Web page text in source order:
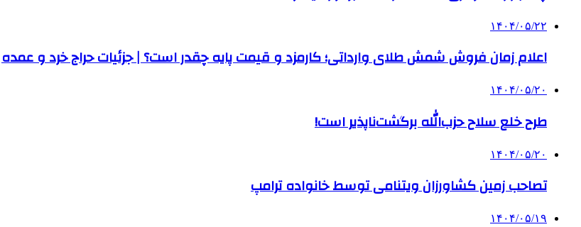
۱۴۰۴/۰۵/۲۲
اعلام زمان فروش شمش طلای وارداتی؛ کارمزد و قیمت پایه چقدر است؟ | جزئیات حراج خرد و عمده
۱۴۰۴/۰۵/۲۰
طرح خلع سلاح حزب‌الله برگشت‌ناپذیر است!
۱۴۰۴/۰۵/۲۰
تصاحب زمین کشاورزان ویتنامی توسط خانواده ترامپ
۱۴۰۴/۰۵/۱۹